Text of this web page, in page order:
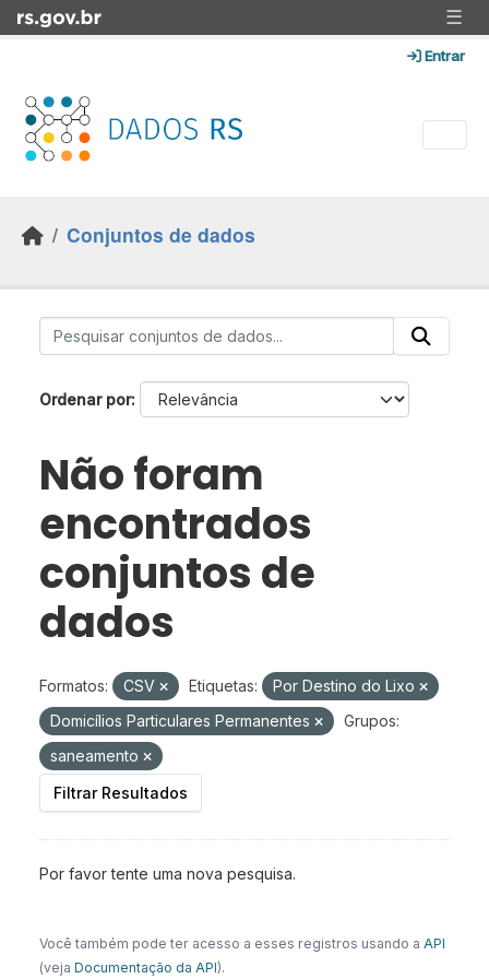
Skip to main content ☰
Entrar
Conjuntos de dados
Ordenar por
Não foram
encontrados
conjuntos de
dados
Formatos: CSV Etiquetas:
Por Destino do Lixo
Domicílios Particulares Permanentes
Grupos:
saneamento
Filtrar Resultados
Por favor tente uma nova pesquisa.
Você também pode ter acesso a esses registros usando a API
(veja Documentação da API).